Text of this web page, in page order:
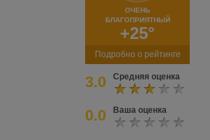
ОЧЕНЬ
БЛАГОПРИЯТНЫЙ
+25°
Подробно о рейтинге
3.0 Средняя оценка
0.0 Ваша оценка